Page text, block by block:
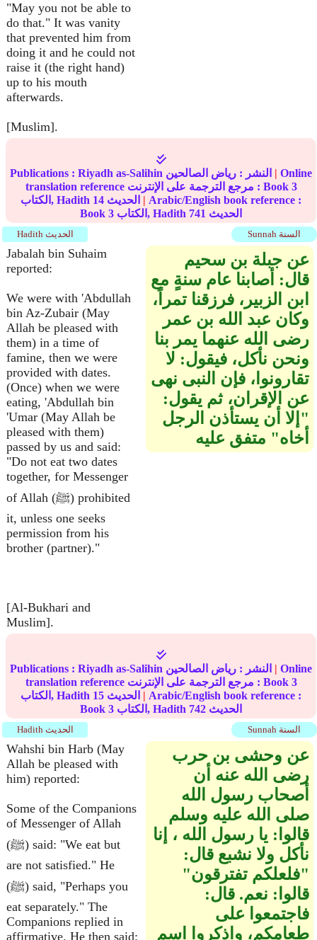
"May you not be able to
do that." It was vanity
that prevented him from
doing it and he could not
raise it (the right hand)
up to his mouth
afterwards.
[Muslim].
Publications : Riyadh as-Salihin النشر : رياض الصالحين | Online
translation reference مرجع الترجمة على الإنترنت : Book 3
الكتاب, Hadith 14 | Arabic/English book reference :
Book 3 الكتاب, Hadith 741 الحديث
Sunnah السنة Hadith الحديث
Jabalah bin Suhaim
reported:
We were with 'Abdullah
bin Az-Zubair (May
Allah be pleased with
them) in a time of
famine, then we were
provided with dates.
(Once) when we were
eating, 'Abdullah bin
'Umar (May Allah be
pleased with them)
passed by us and said:
"Do not eat two dates
together, for Messenger
of Allah (ﷺ) prohibited
it, unless one seeks
permission from his
brother (partner)."
[Al-Bukhari and
Muslim].
عن جبلة بن سحيم
قال: أصابنا عام سنةٍ مع
ابن الزبير، فرزقنا تمراً،
وكان عبد الله بن عمر
رضى الله عنهما يمر بنا
ونحن نأكل، فيقول: لا
تقارونوا، فإن النبى نهى
عن الإقران، ثم يقول:
"إلا أن يستأذن الرجل
أخاه" متفق عليه
Publications : Riyadh as-Salihin النشر : رياض الصالحين | Online
translation reference مرجع الترجمة على الإنترنت : Book 3
الكتاب, Hadith 15 | Arabic/English book reference :
Book 3 الكتاب, Hadith 742 الحديث
Sunnah السنة Hadith الحديث
Wahshi bin Harb (May
Allah be pleased with
him) reported:
Some of the Companions
of Messenger of Allah
(ﷺ) said: "We eat but
are not satisfied." He
(ﷺ) said, "Perhaps you
eat separately." The
Companions replied in
affirmative. He then said:
عن وحشى بن حرب
رضى الله عنه أن
أصحاب رسول الله
صلى الله عليه وسلم
قالوا‏:‏ يا رسول الله ، إنا
نأكل ولا نشبع قال‏:‏
‏"‏فلعلكم تفترقون‏"‏
قالوا‏:‏ نعم‏.‏ قال‏:‏
فاجتمعوا على
طعامكم، واذكروا اسم